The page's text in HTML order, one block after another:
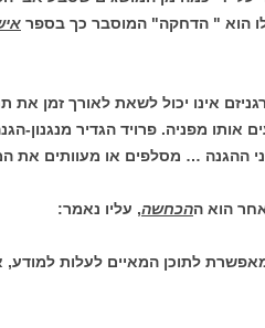
הוא " הדחקה" המוסבר כך בספר
אינו יכול לשאת לאורך זמן
אותו מפניה. פרויד הגדיר
ההגנה … מסלפים או מעוותים את
אחר הוא ההכחשה, עליו נאמר:
לתוכן המאיים לעלות למודע,